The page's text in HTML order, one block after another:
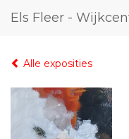
Alle exposities